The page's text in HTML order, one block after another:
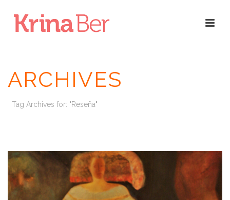
ARCHIVES
Tag Archives for: "Reseña"